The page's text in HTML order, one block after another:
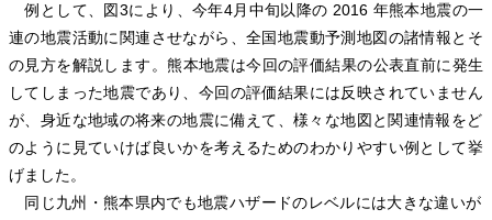
例として、図3により、今年4月中旬以降の 2016 年熊本地震の一
連の地震活動に関連させながら、全国地震動予測地図の諸情報とそ
の見方を解説します。熊本地震は今回の評価結果の公表直前に発生
してしまった地震であり、今回の評価結果には反映されていません
が、身近な地域の将来の地震に備えて、様々な地図と関連情報をど
のように見ていけば良いかを考えるためのわかりやすい例として挙
げました。
同じ九州・熊本県内でも地震ハザードのレベルには大きな違いが